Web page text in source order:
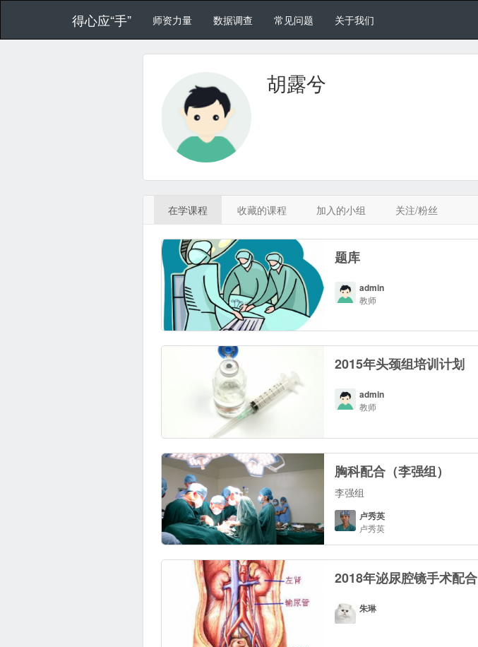
得心应“手” 师资力量 数据调查 常见问题 关于我们
胡露兮
在学课程 收藏的课程 加入的小组 关注/粉丝
题库
admin
教师
2015年头颈组培训计划
admin
教师
胸科配合（李强组）
李强组
卢秀英
卢秀英
2018年泌尿腔镜手术配合
朱琳